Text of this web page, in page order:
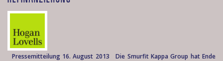
Pressemitteilung 16. August 2013 Die Smurfit Kappa Group hat Ende